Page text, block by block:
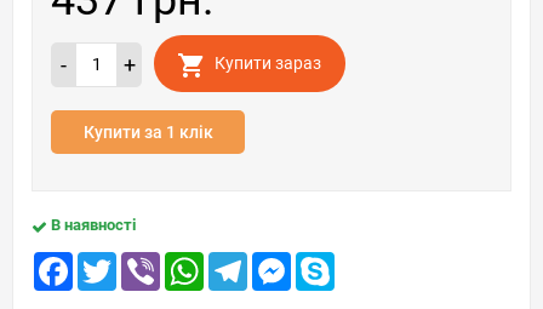
- + Купити зараз
Купити за 1 клік
В наявності
Facebook
TwitterViber WhatsAppTelegramMessenger